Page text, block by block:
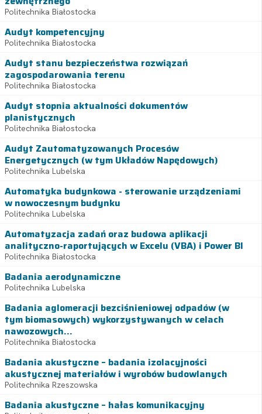
Politechnika Białostocka
Audyt kompetencyjny
Politechnika Białostocka
Audyt stanu bezpieczeństwa rozwiązań
zagospodarowania terenu
Politechnika Białostocka
Audyt stopnia aktualności dokumentów
planistycznych
Politechnika Białostocka
Audyt Zautomatyzowanych Procesów
Energetycznych (w tym Układów Napędowych)
Politechnika Lubelska
Automatyka budynkowa - sterowanie urządzeniami
w nowoczesnym budynku
Politechnika Lubelska
Automatyzacja zadań oraz budowa aplikacji
analityczno-raportujących w Excelu (VBA) i Power BI
Politechnika Białostocka
Badania aerodynamiczne
Politechnika Lubelska
Badania aglomeracji bezciśnieniowej odpadów (w
tym biomasowych) wykorzystywanych w celach
nawozowych...
Politechnika Białostocka
Badania akustyczne – badania izolacyjności
akustycznej materiałów i wyrobów budowlanych
Politechnika Rzeszowska
Badania akustyczne – hałas komunikacyjny